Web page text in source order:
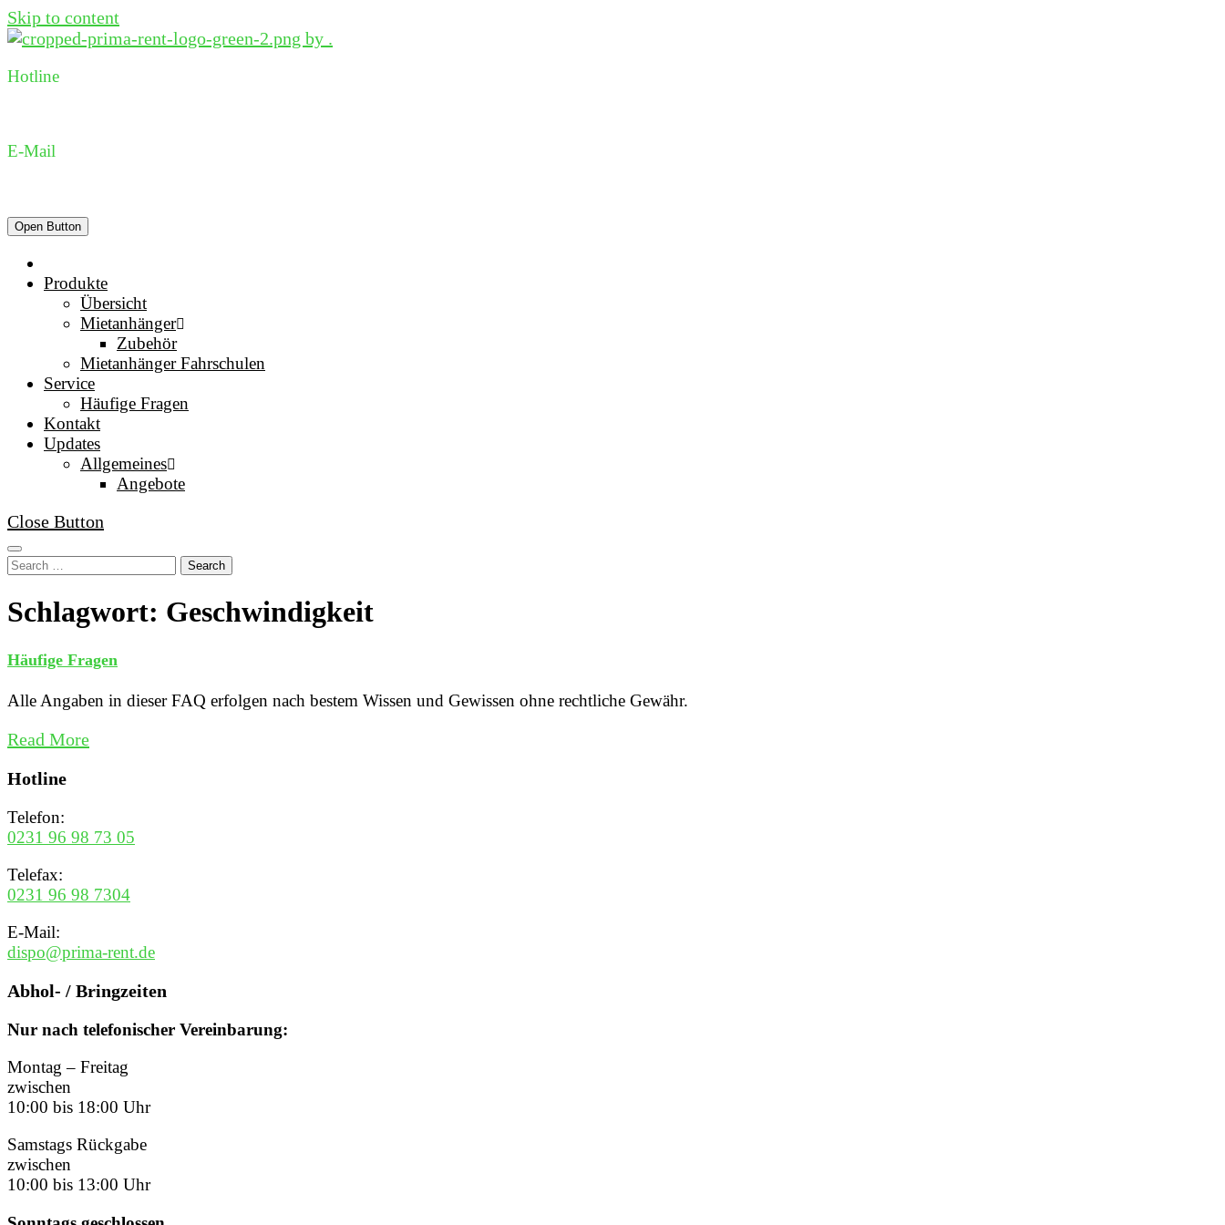
Skip to content
Hotline
E-Mail
Open Button
Produkte
Übersicht
Mietanhänger
Zubehör
Mietanhänger Fahrschulen
Service
Häufige Fragen
Kontakt
Updates
Allgemeines
Angebote
Close Button
Search
Schlagwort: Geschwindigkeit
Häufige Fragen
Alle Angaben in dieser FAQ erfolgen nach bestem Wissen und Gewissen ohne rechtliche Gewähr.
Read More
Hotline
Telefon:
0231 96 98 73 05
Telefax:
0231 96 98 7304
E-Mail:
dispo@prima-rent.de
Abhol- / Bringzeiten
Nur nach telefonischer Vereinbarung:
Montag – Freitag
zwischen
10:00 bis 18:00 Uhr
Samstags Rückgabe
zwischen
10:00 bis 13:00 Uhr